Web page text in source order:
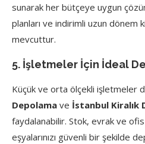
sunarak her bütçeye uygun
planları ve indirimli uzun dönem
mevcuttur.
5. İşletmeler İçin İdeal
Küçük ve orta ölçekli işletmeler
Depolama ve İstanbul Kiralık
faydalanabilir. Stok, evrak ve
eşyalarınızı güvenli bir şekilde